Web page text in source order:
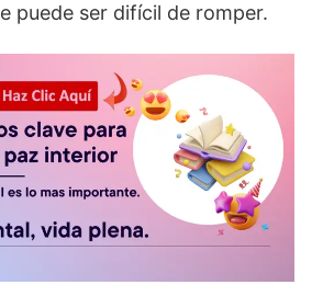
puede ser difí­cil de romper.